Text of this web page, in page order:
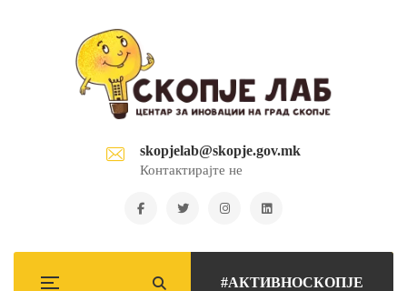
skopjelab@skopje.gov.mk
Контактирајте не
#АКТИВНОСКОПЈЕ